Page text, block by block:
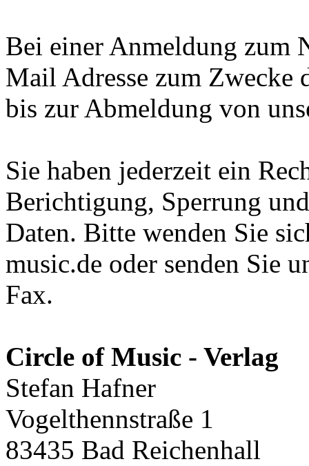
Bei einer Anmeldung zum
Mail Adresse zum Zwecke
bis zur Abmeldung von
Sie haben jederzeit ein
Berichtigung, Sperrung
Daten. Bitte wenden Sie
music.de oder senden Sie
Fax.
Circle of Music - Verlag
Stefan Hafner
Vogelthennstraße 1
83435 Bad Reichenhall